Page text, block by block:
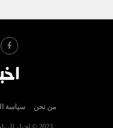
من نحن سياسة